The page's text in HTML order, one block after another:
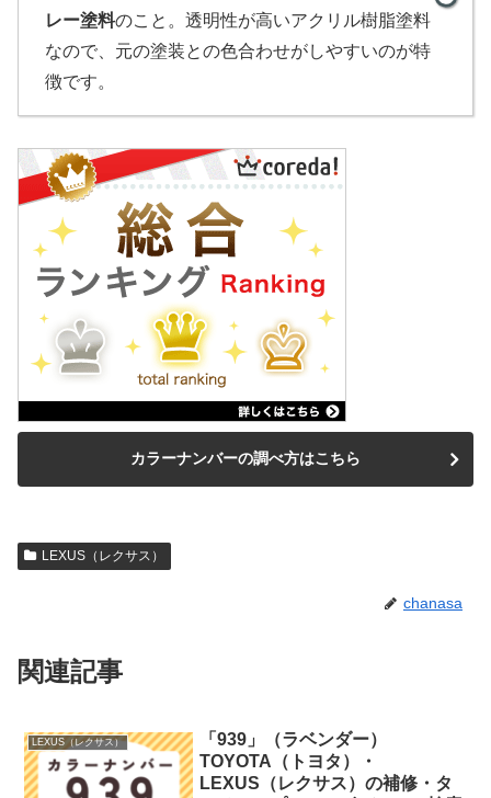
レー塗料のこと。透明性が高いアクリル樹脂塗料
なので、元の塗装との色合わせがしやすいのが特
徴です。
カラーナンバーの調べ方はこちら
LEXUS（レクサス）
chanasa
関連記事
LEXUS（レクサス）
「939」（ラベンダー）
TOYOTA（トヨタ）・
LEXUS（レクサス）の補修・タ